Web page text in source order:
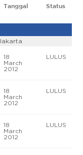
Tanggal Status
18
March
2012
LULUS
18
March
2012
LULUS
18
March
2012
LULUS